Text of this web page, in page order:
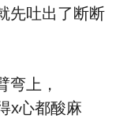
先吐出了断断
上，
x心都酸麻